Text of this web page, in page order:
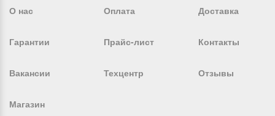
О нас Оплата Доставка
Гарантии Прайс-лист Контакты
Вакансии Техцентр Отзывы
Магазин